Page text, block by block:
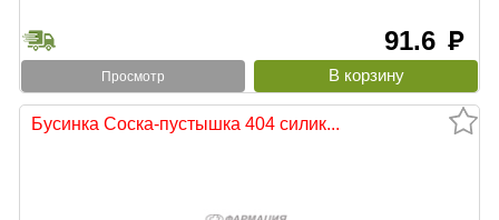
91.6 руб
Просмотр
Бусинка Соска-пустышка 404 силик...